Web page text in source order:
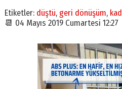
Etiketler: düştü, geri dönüşüm,
📆 04 Mayıs 2019 Cumartesi